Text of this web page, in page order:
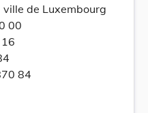
de Luxembourg
00
84